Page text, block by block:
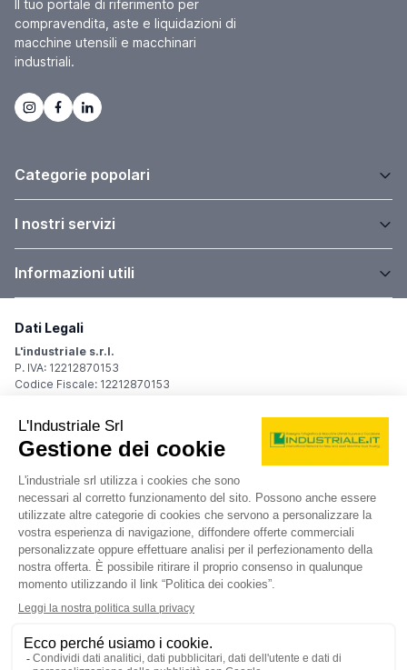
Il tuo portale di riferimento per
compravendita, aste e liquidazioni di
macchine utensili e macchinari
industriali.
Categorie popolari
I nostri servizi
Informazioni utili
Dati Legali
L'industriale s.r.l.
P. IVA: 12212870153
Codice Fiscale: 12212870153
Sede Legale
Via Carlo Dolci, 32
20148 Milano (MI)
Italy
Registro Imprese
Iscrizione R.I.: 12212870153
REA: MI-1539011
Capitale sociale: Euro 10.400,00 i.v.
Contatti
info@industriale.it
PEC:industriale@pec.industriale.it